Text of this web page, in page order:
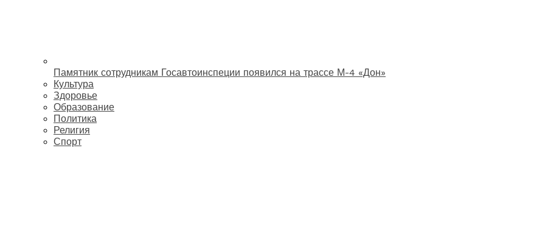
Памятник сотрудникам Госавтоинспеции появился на трассе М-4 «Дон»
Культура
Здоровье
Образование
Политика
Религия
Спорт